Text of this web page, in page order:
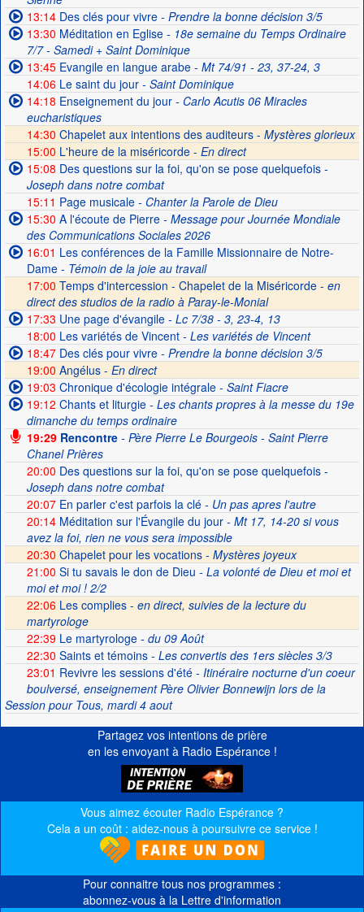
13:14Des clés pour vivre- Prendre la bonne décision 3/5
13:30 Méditation en Eglise- 18e semaine du Temps Ordinaire
7/7 - Samedi + Saint Dominique
13:45Evangile en langue arabe- Mt 74/91 - 23, 37-24, 3
14:06Le saint du jour- Saint Dominique
14:18 Enseignement du jour- Carlo Acutis 06 Miracles
eucharistiques
14:30 Chapelet aux intentions des auditeurs - Mystères glorieux
15:00 L'heure de la miséricorde - En direct
15:08 Des questions sur la foi, qu'on se pose quelquefois-
Joseph dans notre combat
15:11 Page musicale- Chanter la Parole de Dieu
15:30 A l'écoute de Pierre- Message pour Journée Mondiale
des Communications Sociales 2026
16:01 Les conférences de la Famille Missionnaire de Notre-
Dame- Témoin de la joie au travail
17:00 Temps d'intercession - Chapelet de la Miséricorde - en
direct des studios de la radio à Paray-le-Monial
17:33 Une page d'évangile- Lc 7/38 - 3, 23-4, 13
18:00 Les variétés de Vincent- Les variétés de Vincent
18:47Des clés pour vivre- Prendre la bonne décision 3/5
19:00 Angélus - En direct
19:03 Chronique d'écologie intégrale- Saint Fiacre
19:12 Chants et liturgie- Les chants propres à la messe du 19e
dimanche du temps ordinaire
19:29Rencontre- Père Pierre Le Bourgeois - Saint Pierre
Chanel Prières
20:00 Des questions sur la foi, qu'on se pose quelquefois-
Joseph dans notre combat
20:07En parler c'est parfois la clé- Un pas apres l'autre
20:14Méditation sur l'Évangile du jour- Mt 17, 14-20 si vous
avez la foi, rien ne vous sera impossible
20:30 Chapelet pour les vocations - Mystères joyeux
21:00 Si tu savais le don de Dieu - La volonté de Dieu et moi et
moi et moi ! 2/2
22:06 Les complies - en direct, suivies de la lecture du
martyrologe
22:39Le martyrologe- du 09 Août
22:30 Saints et témoins- Les convertis des 1ers siècles 3/3
23:01 Revivre les sessions d'été- Itinéraire nocturne d'un coeur
boulversé, enseignement Père Olivier Bonnewijn lors de la
Session pour Tous, mardi 4 aout
Partagez vos intentions de prière
en les envoyant à Radio Espérance !
Vous aimez écouter Radio Espérance ?
Cela a un coût : aidez-nous à poursuivre ce service !
Pour connaitre tous nos programmes :
abonnez-vous à la Lettre d'information